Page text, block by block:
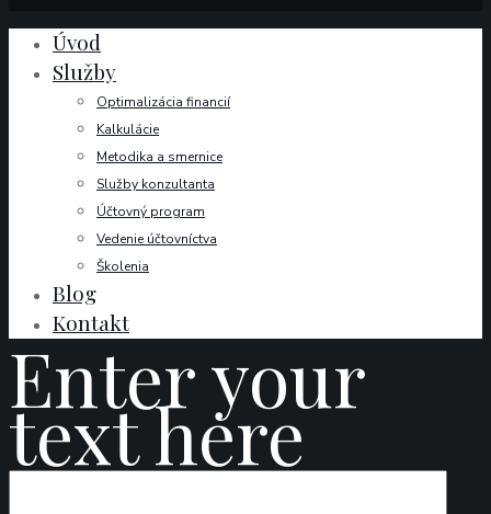
Úvod
Služby
Optimalizácia financií
Kalkulácie
Metodika a smernice
Služby konzultanta
Účtovný program
Vedenie účtovníctva
Školenia
Blog
Kontakt
Enter your
text here